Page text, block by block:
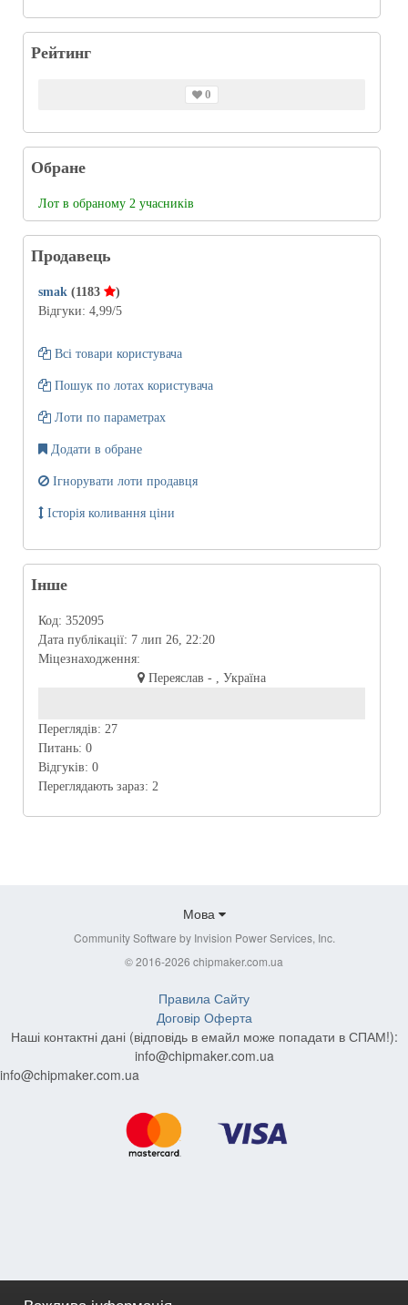
Рейтинг
0
Обране
Лот в обраному 2 учасників
Продавець
smak (1183
)
Відгуки: 4,99/5
Всі товари користувача
Пошук по лотах користувача
Лоти по параметрах
Додати в обране
Ігнорувати лоти продавця
Історія коливання ціни
Інше
Код: 352095
Дата публікації: 7 лип 26, 22:20
Міцезнаходження:
Переяслав - , Україна
Переглядів: 27
Питань: 0
Відгуків: 0
Переглядають зараз: 2
Мова
Community Software by Invision Power Services, Inc.
© 2016-2026 chipmaker.com.ua
Правила Сайту
Договір Оферта
Наші контактні дані (відповідь в емайл може попадати в СПАМ!):
info@chipmaker.com.ua
info@chipmaker.com.ua